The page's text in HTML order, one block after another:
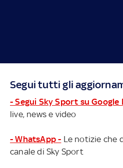
Segui tutti gli
- Segui Sky Sport su Google
live, news e video
- WhatsApp - Le notizie che
canale di Sky Sport